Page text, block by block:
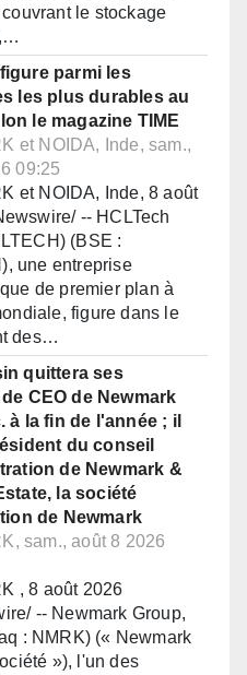
le stockage
parmi les
les plus durables au
le magazine TIME
et NOIDA, Inde, sam.,
09:25
et NOIDA, Inde, 8 août
-- HCLTech
(BSE :
une entreprise
de premier plan à
figure dans le
des…
quittera ses
CEO de Newmark
à la fin de l'année ; il
du conseil
de Newmark &
la société
de Newmark
sam., août 8 2026
, 8 août 2026
-- Newmark Group,
: NMRK) (« Newmark
»), l'un des